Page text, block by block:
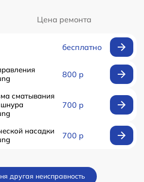
Цена ремонта
бесплатно
800 р
сматывания
шнура
700 р
насадки
700 р
другая неисправность